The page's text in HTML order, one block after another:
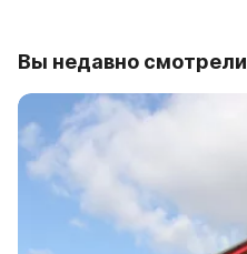
Вы недавно смотрели